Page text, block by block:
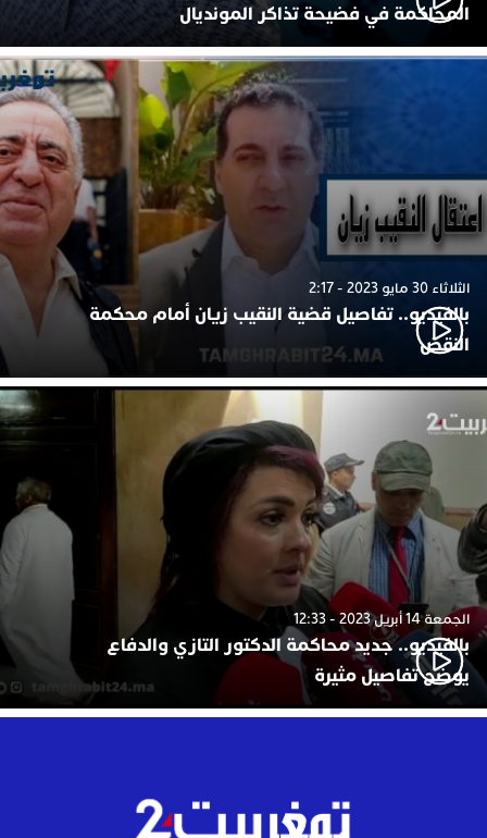
المحاكمة في فضيحة تذاكر المونديال
الثلاثاء 30 مايو 2023 - 2:17
بالفيديو.. تفاصيل قضية النقيب زيان أمام محكمة
النقض
الجمعة 14 أبريل 2023 - 12:33
بالفيديو.. جديد محاكمة الدكتور التازي والدفاع
يوضح تفاصيل مثيرة